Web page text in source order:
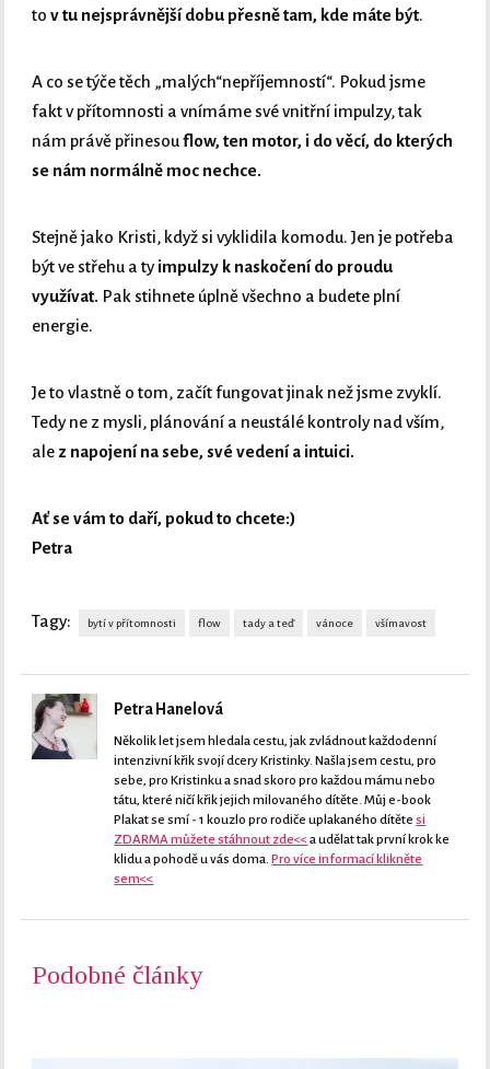
tov tu nejsprávnější dobu přesně tam, kde máte být.
A co se týče těch „malých“nepříjemností“. Pokud jsme
fakt v přítomnosti a vnímáme své vnitřní impulzy, tak
nám právě přinesouflow, ten motor, i do věcí, do kterých
se nám normálně moc nechce.
Stejně jako Kristi, když si vyklidila komodu. Jen je potřeba
být ve střehu a tyimpulzy k naskočení do proudu
využívat. Pak stihnete úplně všechno a budete plní
energie.
Je to vlastně o tom, začít fungovat jinak než jsme zvyklí.
Tedy ne z mysli, plánování a neustálé kontroly nad vším,
ale z napojení na sebe, své vedení a intuici.
Ať se vám to daří, pokud to chcete:)
Petra
Tagy: bytí v přítomnosti flow tady a teď vánoce všímavost
Petra Hanelová
Několik let jsem hledala cestu, jak zvládnout každodenní
intenzivní křik svojí dcery Kristinky. Našla jsem cestu, pro
sebe, pro Kristinku a snad skoro pro každou mámu nebo
tátu, které ničí křik jejich milovaného dítěte. Můj e-book
Plakat se smí - 1 kouzlo pro rodiče uplakaného dítětesi
ZDARMA můžete stáhnout zde<<a udělat tak první krok ke
klidu a pohodě u vás doma.Pro více informací klikněte
sem<<
Podobné články